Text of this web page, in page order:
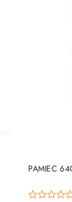
PAMIEC